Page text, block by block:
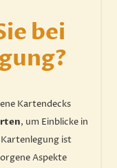
bei
Kartendecks
, um Einblicke in
ist
Aspekte